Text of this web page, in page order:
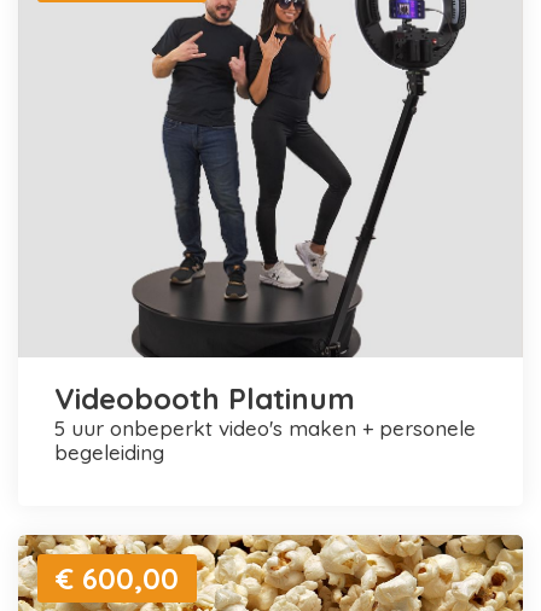
Videobooth Platinum
5 uur onbeperkt video's maken + personele
begeleiding
€ 600,00